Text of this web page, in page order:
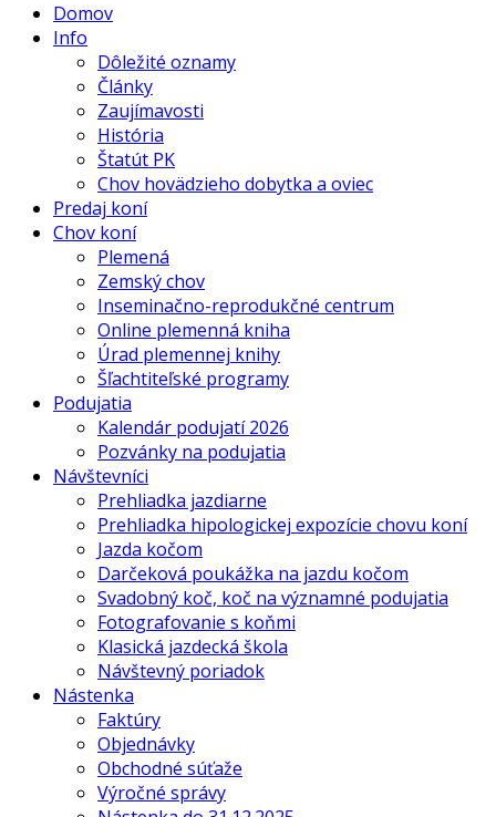
Domov
Info
Dôležité oznamy
Články
Zaujímavosti
História
Štatút PK
Chov hovädzieho dobytka a oviec
Predaj koní
Chov koní
Plemená
Zemský chov
Inseminačno-reprodukčné centrum
Online plemenná kniha
Úrad plemennej knihy
Šľachtiteľské programy
Podujatia
Kalendár podujatí 2026
Pozvánky na podujatia
Návštevníci
Prehliadka jazdiarne
Prehliadka hipologickej expozície chovu koní
Jazda kočom
Darčeková poukážka na jazdu kočom
Svadobný koč, koč na významné podujatia
Fotografovanie s koňmi
Klasická jazdecká škola
Návštevný poriadok
Nástenka
Faktúry
Objednávky
Obchodné súťaže
Výročné správy